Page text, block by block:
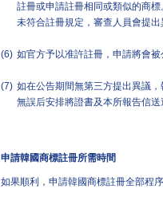
註冊或申請註冊相同或類似的商
未符合註冊規定，審查人員會提出
(6) 如官方予以准許註冊，申請將會
(7) 如在公告期間無第三方提出異議
無誤后安排將證書及本所報告信送
申請韓國商標註冊所需時間
如果順利，申請韓國商標註冊全部程